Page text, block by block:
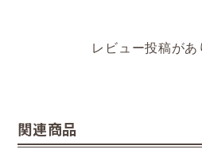
レビュー投稿があ
関連商品